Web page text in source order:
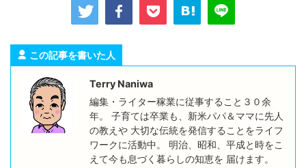
この記事を書いた人
Terry Naniwa
編集・ライター稼業に従事すること３０余
年。 子育ては卒業も、新米パパ＆ママに先人
の教えや 大切な伝統を発信することをライフ
ワークに活動中。 明治、昭和、平成と時をこ
えて今も息づく暮らしの知恵を 届けます。